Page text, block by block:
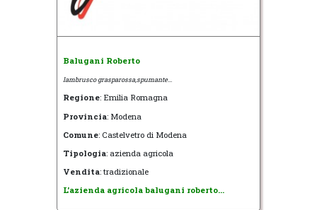
Balugani Roberto
lambrusco grasparossa,spumante...
Regione: Emilia Romagna
Provincia: Modena
Comune: Castelvetro di Modena
Tipologia: azienda agricola
Vendita: tradizionale
L'azienda agricola balugani roberto...